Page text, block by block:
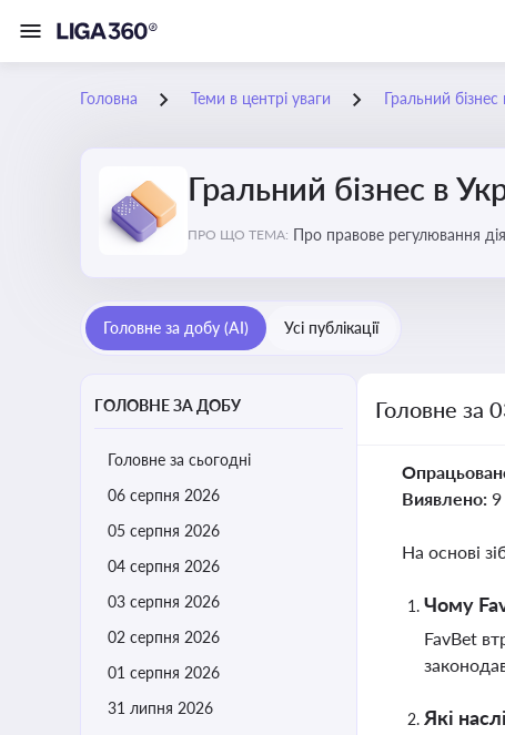
Головна Теми в центрі уваги Гральний бізнес
Гральний бізнес в
ПРО ЩО ТЕМА: Про правове регулювання
Головне за добу (AI) Усі публікації
ГОЛОВНЕ ЗА ДОБУ
Головне за сьогодні
06 серпня 2026
05 серпня 2026
04 серпня 2026
03 серпня 2026
02 серпня 2026
01 серпня 2026
31 липня 2026
Головне за
Виявлено: 9
На основі
Чому
FavBet
Які